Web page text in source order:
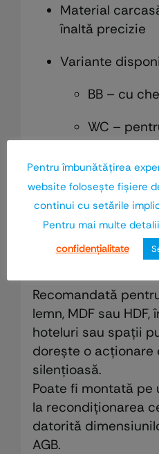
Material
înaltă precizie
Variante
BB – cu
WC –
baie
PZ –
Finisaje: crom
mat,alb, bronz,
Utilizare și
Recomandată
lemn, MDF sau
hoteluri sau spații
dorește o acționare
silențioasă.
Poate fi montată pe
la recondiționarea
datorită
AGB.
Pentru îmbunătăţirea
website foloseşte fişiere
continui cu setările
Pentru mai multe
confidenţialitate